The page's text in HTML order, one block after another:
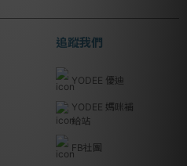
追蹤我們
YODEE 優迪
YODEE 媽咪補
給站
FB社團